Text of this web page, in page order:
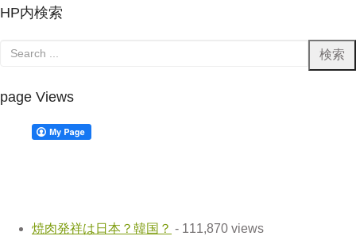
HP内検索
page Views
焼肉発祥は日本？韓国？ - 111,870 views